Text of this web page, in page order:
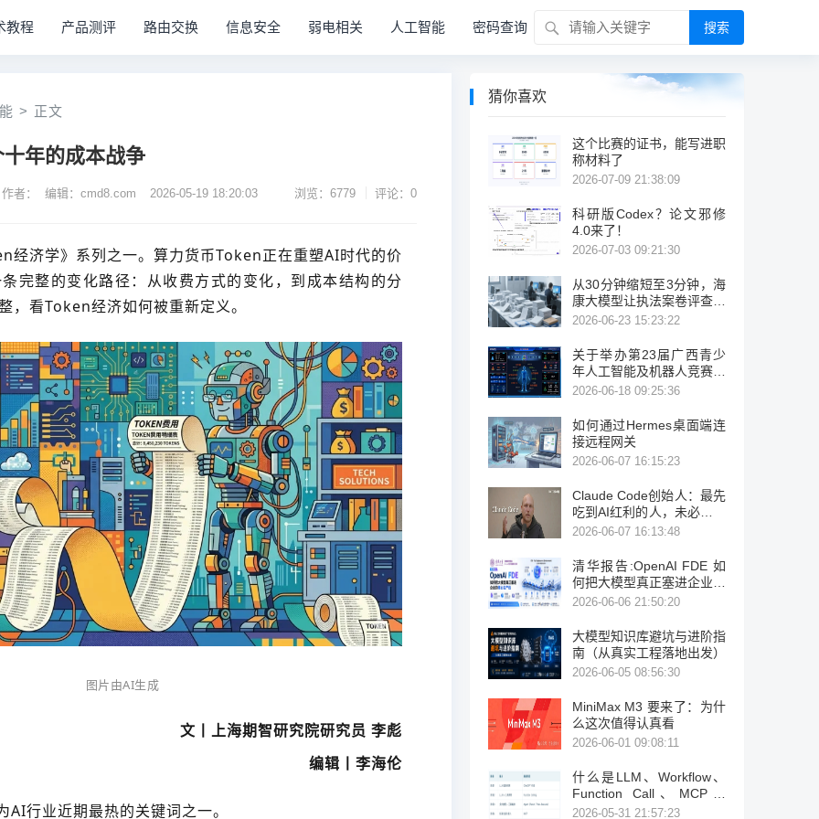
教程 产品测评 路由交换 信息安全 弱电相关 人工智能 密码查询 搜索
> 正文
年的成本战争
者： 编辑：cmd8.com 2026-05-19 18:20:03 浏览：6779 评论：0
经济学》系列之一。算力货币Token正在重塑AI时代的价
完整的变化路径：从收费方式的变化，到成本结构的分
，看Token经济如何被重新定义。
图片由AI生成
文丨上海期智研究院研究员 李彪
编辑丨李海伦
AI行业近期最热的关键词之一。
猜你喜欢
这个比赛的证书，能写进职
称材料了
2026-07-09 21:38:09
科研版Codex？论文邪修
4.0来了！
2026-07-03 09:21:30
从30分钟缩短至3分钟，海
康大模型让执法案卷评查提
效10倍！
2026-06-23 15:23:22
关于举办第23届广西青少
年人工智能及机器人竞赛暨
跨区域面向东盟国家邀请赛
2026-06-18 09:25:36
如何通过Hermes桌面端连
接远程网关
2026-06-07 16:15:23
Claude Code创始人：最先
吃到AI红利的人，未必是程
序员
2026-06-07 16:13:48
清华报告:OpenAI FDE 如
何把大模型真正塞进企业的
核心生产线
2026-06-06 21:50:20
大模型知识库避坑与进阶指
南（从真实工程落地出发）
2026-06-05 08:56:30
MiniMax M3 要来了：为什
么这次值得认真看
2026-06-01 09:08:11
什么是LLM、Workflow、
Function Call、MCP、
Skill、Agent、OpenClaw
2026-05-31 21:57:23